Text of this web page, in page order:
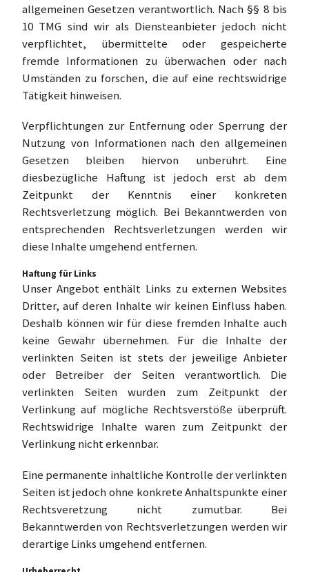
allgemeinen Gesetzen verantwortlich. Nach §§ 8 bis
10 TMG sind wir als Diensteanbieter jedoch nicht
verpflichtet, übermittelte oder gespeicherte
fremde Informationen zu überwachen oder nach
Umständen zu forschen, die auf eine rechtswidrige
Tätigkeit hinweisen.
Verpflichtungen zur Entfernung oder Sperrung der
Nutzung von Informationen nach den allgemeinen
Gesetzen bleiben hiervon unberührt. Eine
diesbezügliche Haftung ist jedoch erst ab dem
Zeitpunkt der Kenntnis einer konkreten
Rechtsverletzung möglich. Bei Bekanntwerden von
entsprechenden Rechtsverletzungen werden wir
diese Inhalte umgehend entfernen.
Haftung für Links
Unser Angebot enthält Links zu externen Websites
Dritter, auf deren Inhalte wir keinen Einfluss haben.
Deshalb können wir für diese fremden Inhalte auch
keine Gewähr übernehmen. Für die Inhalte der
verlinkten Seiten ist stets der jeweilige Anbieter
oder Betreiber der Seiten verantwortlich. Die
verlinkten Seiten wurden zum Zeitpunkt der
Verlinkung auf mögliche Rechtsverstöße überprüft.
Rechtswidrige Inhalte waren zum Zeitpunkt der
Verlinkung nicht erkennbar.
Eine permanente inhaltliche Kontrolle der verlinkten
Seiten ist jedoch ohne konkrete Anhaltspunkte einer
Rechtsveretzung nicht zumutbar. Bei
Bekanntwerden von Rechtsverletzungen werden wir
derartige Links umgehend entfernen.